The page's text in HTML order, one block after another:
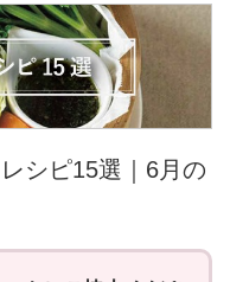
シピ15選｜6月の